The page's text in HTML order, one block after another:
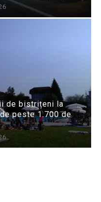
de bistrițeni la
peste 1.700 de